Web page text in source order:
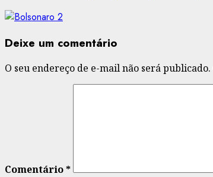
Deixe um comentário
O seu endereço de e-mail não será publicado.
Comentário*